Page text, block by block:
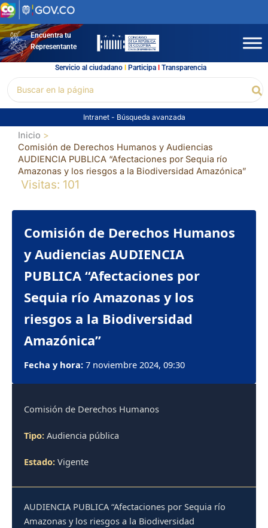
Ir
al
contenidoEncuentra tu
Representante
Servicio al ciudadano l Participal Transparencia
por:
Intranet - Búsqueda avanzada
Inicio
Comisión de Derechos Humanos y Audiencias
AUDIENCIA PUBLICA “Afectaciones por Sequia río
Amazonas y los riesgos a la Biodiversidad Amazónica”
Visitas: 101
Comisión de Derechos Humanos
y Audiencias AUDIENCIA
PUBLICA “Afectaciones por
Sequia río Amazonas y los
riesgos a la Biodiversidad
Amazónica”
Fecha y hora: 7 noviembre 2024, 09:30
Comisión de Derechos Humanos
Tipo: Audiencia pública
Estado: Vigente
AUDIENCIA PUBLICA “Afectaciones por Sequia río
Amazonas y los riesgos a la Biodiversidad